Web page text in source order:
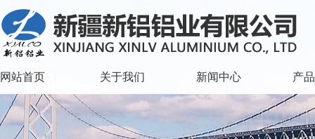
网站首页 关于我们 新闻中心 产